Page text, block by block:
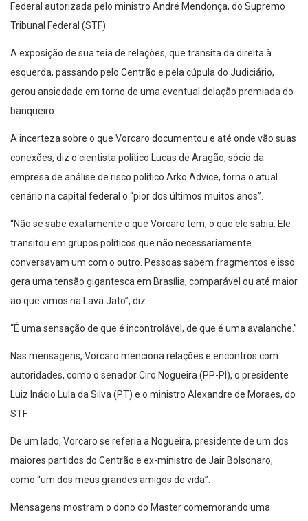
Federal autorizada pelo ministro André Mendonça, do Supremo
Tribunal Federal (STF).
A exposição de sua teia de relações, que transita da direita à
esquerda, passando pelo Centrão e pela cúpula do Judiciário,
gerou ansiedade em torno de uma eventual delação premiada do
banqueiro.
A incerteza sobre o que Vorcaro documentou e até onde vão suas
conexões, diz o cientista político Lucas de Aragão, sócio da
empresa de análise de risco político Arko Advice, torna o atual
cenário na capital federal o “pior dos últimos muitos anos”.
“Não se sabe exatamente o que Vorcaro tem, o que ele sabia. Ele
transitou em grupos políticos que não necessariamente
conversavam um com o outro. Pessoas sabem fragmentos e isso
gera uma tensão gigantesca em Brasília, comparável ou até maior
ao que vimos na Lava Jato”, diz.
“É uma sensação de que é incontrolável, de que é uma avalanche.”
Nas mensagens, Vorcaro menciona relações e encontros com
autoridades, como o senador Ciro Nogueira (PP-PI), o presidente
Luiz Inácio Lula da Silva (PT) e o ministro Alexandre de Moraes, do
STF.
De um lado, Vorcaro se referia a Nogueira, presidente de um dos
maiores partidos do Centrão e ex-ministro de Jair Bolsonaro,
como “um dos meus grandes amigos de vida”.
Mensagens mostram o dono do Master comemorando uma